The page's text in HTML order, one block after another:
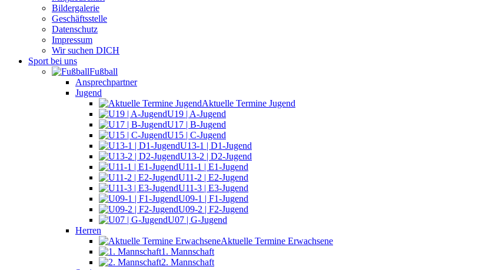
Bildergalerie
Geschäftsstelle
Datenschutz
Impressum
Wir suchen DICH
Sport bei uns
Fußball
Ansprechpartner
Jugend
Aktuelle Termine Jugend
U19 | A-Jugend
U17 | B-Jugend
U15 | C-Jugend
U13-1 | D1-Jugend
U13-2 | D2-Jugend
U11-1 | E1-Jugend
U11-2 | E2-Jugend
U11-3 | E3-Jugend
U09-1 | F1-Jugend
U09-2 | F2-Jugend
U07 | G-Jugend
Herren
Aktuelle Termine Erwachsene
1. Mannschaft
2. Mannschaft